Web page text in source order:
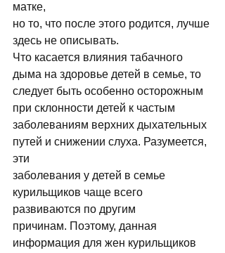
матке,
но то, что после этого pодится, лучше
здесь не описывать.
Что касается влияния табачного
дыма на здоровье детей в семье, то
следует быть особенно осторожным
при склонности детей к частым
заболеваниям верхних дыхательных
путей и снижении слуха. Разумеется,
эти
заболевания у детей в семье
курильщиков чаще всего
развиваются по другим
причинам. Поэтому, данная
информация для жен курильщиков